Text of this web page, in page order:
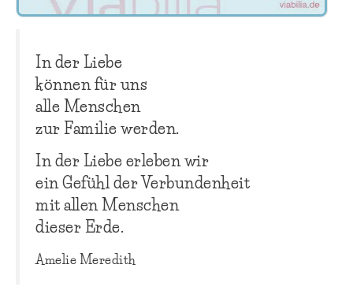
In der Liebe
können für uns
alle Menschen
zur Familie werden.
In der Liebe erleben wir
ein Gefühl der Verbundenheit
mit allen Menschen
dieser Erde.
Amelie Meredith